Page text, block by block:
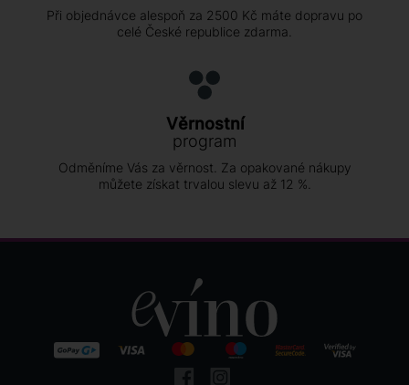
Při objednávce alespoň za 2500 Kč máte dopravu po
celé České republice zdarma.
Věrnostní
program
Odměníme Vás za věrnost. Za opakované nákupy
můžete získat trvalou slevu až 12 %.